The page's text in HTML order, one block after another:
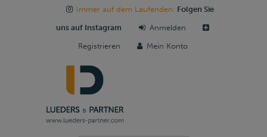
Immer auf dem Laufenden: Folgen Sie
uns auf Instagram Anmelden
Registrieren Mein Konto